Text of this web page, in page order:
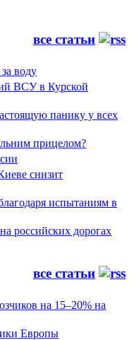
все статьи
воду
ВСУ в Курской
панику у всех
прицелом?
снизит
испытаниям в
российских дорогах
все статьи
на 15–20% на
Европы